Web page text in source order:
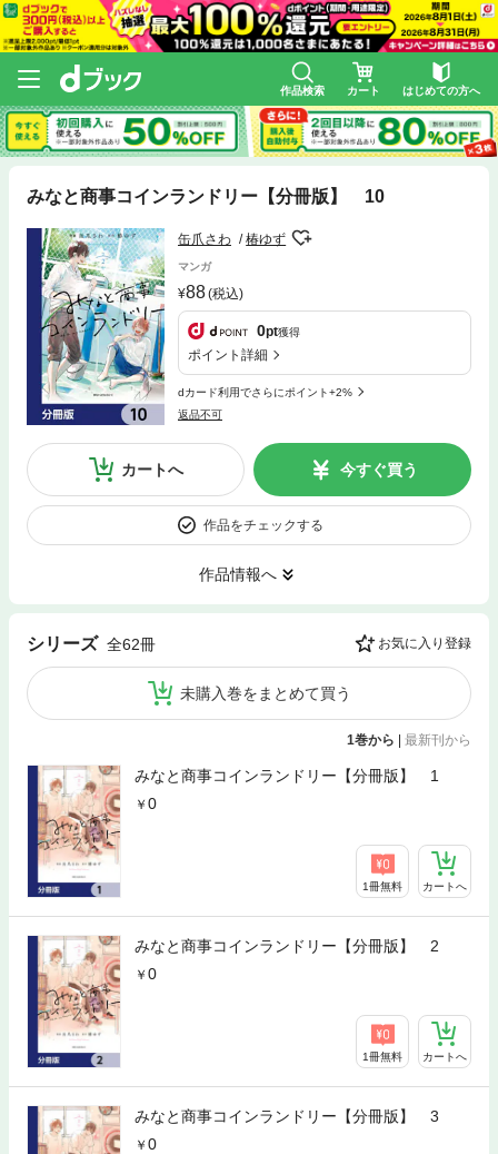
作品検索 カート はじめての方へ
みなと商事コインランドリー【分冊版】 10
缶爪さわ 椿ゆず
マンガ
88(税込)
0pt獲得
ポイント詳細
dカード利用でさらにポイント+2%
返品不可
カートへ 今すぐ買う
作品をチェックする
作品情報へ
シリーズ 全62冊 お気に入り登録
未購入巻をまとめて買う
1巻から | 最新刊から
みなと商事コインランドリー【分冊版】 1
0
1冊無料 カートへ
みなと商事コインランドリー【分冊版】 2
0
1冊無料 カートへ
みなと商事コインランドリー【分冊版】 3
0